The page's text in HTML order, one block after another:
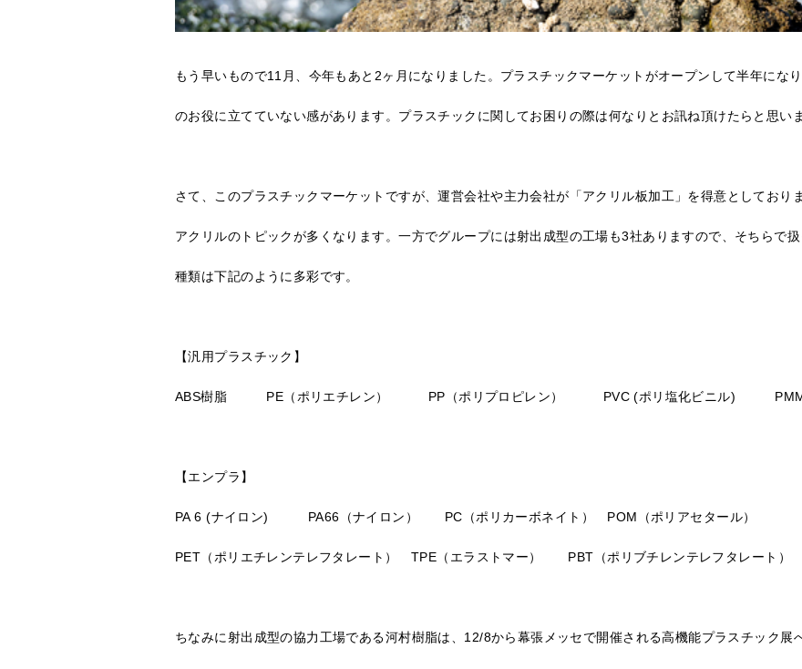
もう早いもので11月、今年もあと2ヶ月になりました。プラスチックマーケットがオープンして半年にな
のお役に立てていない感があります。プラスチックに関してお困りの際は何なりとお訊ね頂けたらと思いま
さて、このプラスチックマーケットですが、運営会社や主力会社が「アクリル板加工」を得意としており
アクリルのトピックが多くなります。一方でグループには射出成型の工場も3社ありますので、そちらで
種類は下記のように多彩です。
【汎用プラスチック】
ABS樹脂 PE（ポリエチレン） PP（ポリプロピレン） PVC (ポリ塩化ビニル) PMMA
【エンプラ】
PA 6 (ナイロン) PA66（ナイロン） PC（ポリカーボネイト） POM（ポリアセタール）
PET（ポリエチレンテレフタレート） TPE（エラストマー） PBT（ポリブチレンテレフタレート）
ちなみに射出成型の協力工場である河村樹脂は、12/8から幕張メッセで開催される高機能プラスチック展